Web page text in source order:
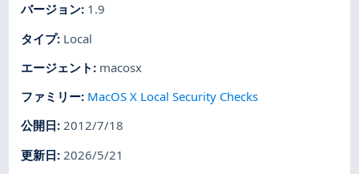
バージョン: 1.9
タイプ: Local
エージェント : macosx
ファミリー: MacOS X Local Security Checks
公開日:2012/7/18
更新日: 2026/5/21